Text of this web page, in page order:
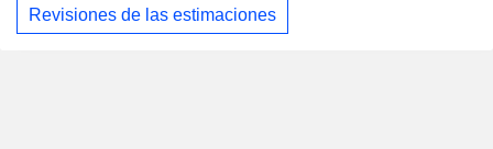
Revisiones de las estimaciones